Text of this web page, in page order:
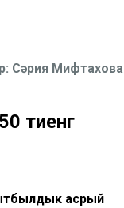
Сәрия Мифтахова
тиенгә
асрый